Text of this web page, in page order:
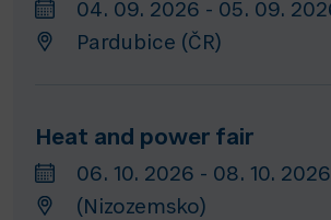
04. 09. 2026 - 05. 09.
Pardubice (ČR)
Heat and power fair
06. 10. 2026 - 08. 10. 2026
(Nizozemsko)